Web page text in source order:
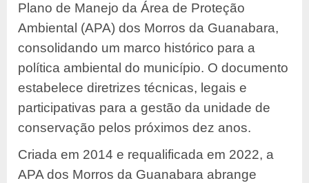
Plano de Manejo da Área de Proteção
Ambiental (APA) dos Morros da Guanabara,
consolidando um marco histórico para a
política ambiental do município. O documento
estabelece diretrizes técnicas, legais e
participativas para a gestão da unidade de
conservação pelos próximos dez anos.
Criada em 2014 e requalificada em 2022, a
APA dos Morros da Guanabara abrange